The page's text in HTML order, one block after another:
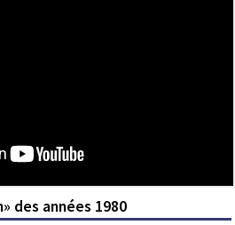
des années 1980